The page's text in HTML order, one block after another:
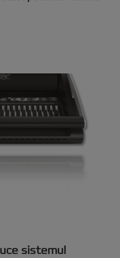
sistemul